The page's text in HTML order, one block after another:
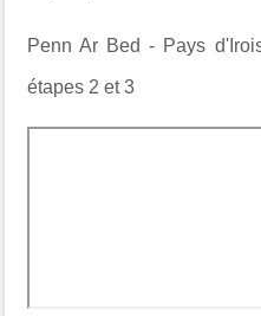
Penn Ar Bed - Pays
étapes 2 et 3